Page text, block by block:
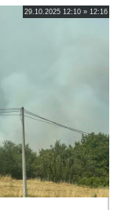
29.10.2025 12:10 » 12:16